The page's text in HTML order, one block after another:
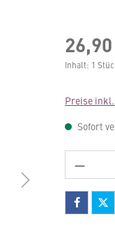
Inhalt: 1
Preise
Sofort